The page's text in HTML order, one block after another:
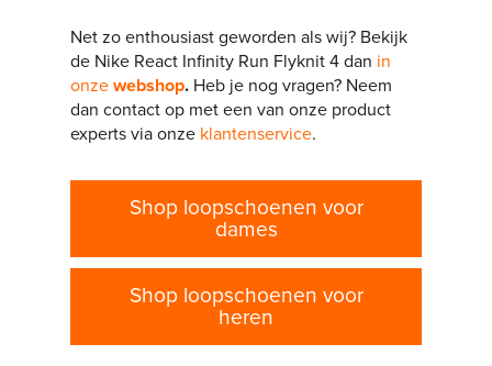
Net zo enthousiast geworden als wij? Bekijk
de Nike React Infinity Run Flyknit 4 dan in
onzewebshop. Heb je nog vragen? Neem
dan contact op met een van onze product
experts via onze klantenservice.
Shop loopschoenen voor
dames
Shop loopschoenen voor
heren